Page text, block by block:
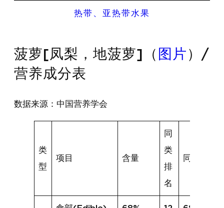
热带、亚热带水果
菠萝[凤梨，地菠萝]（ 图片 ）/
营养成分表
数据来源：中国营养学会
类
型
项目 含量
同
类
排
名
同类均值